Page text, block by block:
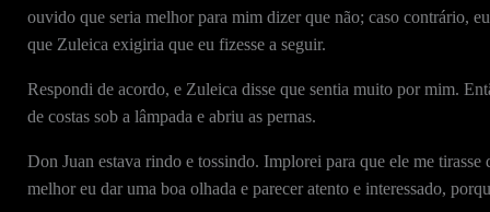
ouvido que seria melhor para mim dizer que não; caso contrário,
que Zuleica exigiria que eu fizesse a seguir.
Respondi de acordo, e Zuleica disse que sentia muito por mim.
de costas sob a lâmpada e abriu as pernas.
Don Juan estava rindo e tossindo. Implorei para que ele me
melhor eu dar uma boa olhada e parecer atento e interessado,